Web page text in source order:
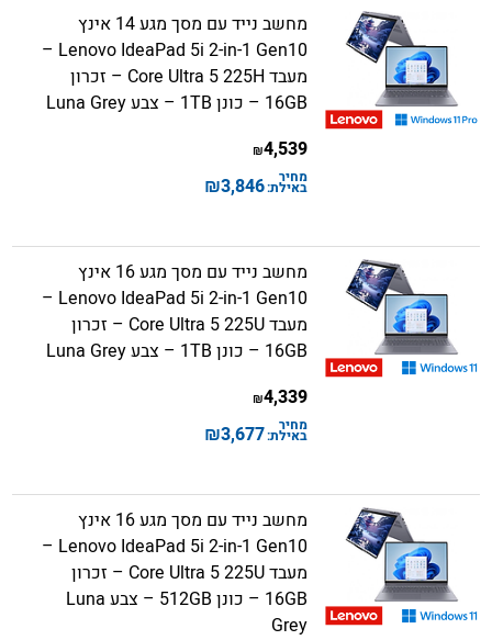
מחשב נייד עם מסך מגע 14 אינץ
Lenovo IdeaPad 5i 2-in-1 Gen10 –
מעבד Core Ultra 5 225H – זכרון
16GB – כונן 1TB – צבע Luna Grey
4,539
₪
מחיר
באילת:3,846
₪
מחשב נייד עם מסך מגע 16 אינץ
Lenovo IdeaPad 5i 2-in-1 Gen10 –
מעבד Core Ultra 5 225U – זכרון
16GB – כונן 1TB – צבע Luna Grey
4,339
₪
מחיר
באילת:3,677
₪
מחשב נייד עם מסך מגע 16 אינץ
Lenovo IdeaPad 5i 2-in-1 Gen10 –
מעבד Core Ultra 5 225U – זכרון
16GB – כונן 512GB – צבע Luna
Grey